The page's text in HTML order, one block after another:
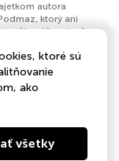
autora
ktorý ani
Ak máš za to, že
kontrolu nad týmto
ktoré sú
ako
všetky